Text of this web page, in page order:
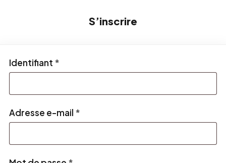
S’inscrire
Identifiant *
Adresse e-mail *